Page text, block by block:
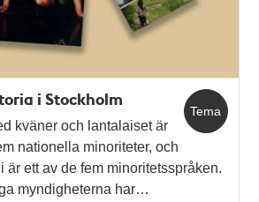
Tema
i Stockholm
kväner och lantalaiset är
nationella minoriteter, och
är ett av de fem minoritetsspråken.
myndigheterna har…